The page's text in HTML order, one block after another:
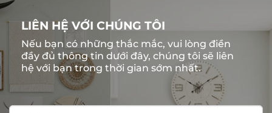
LIÊN HỆ VỚI CHÚNG TÔI
Nếu bạn có những thắc mắc, vui lòng điền
đầy đủ thông tin dưới đây, chúng tôi sẽ liên
hệ với bạn trong thời gian sớm nhất.